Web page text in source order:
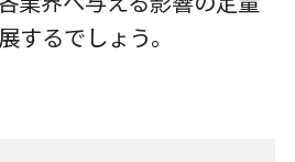
するでしょう。